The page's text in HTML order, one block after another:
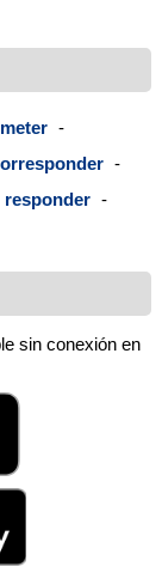
-
-
responder -
sin conexión en